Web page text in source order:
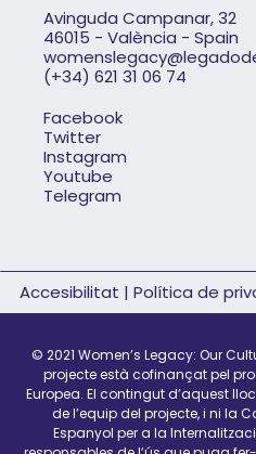
Avinguda Campanar, 32
46015 - València - Spain
(+34) 621 31 06 74
Facebook
Twitter
Instagram
Youtube
Telegram
Accesibilitat | Política de
© 2021 Women’s Legacy: Our
projecte està cofinançat pel
Europea. El contingut d’aquest
de l’equip del projecte, i ni la
Espanyol per a la